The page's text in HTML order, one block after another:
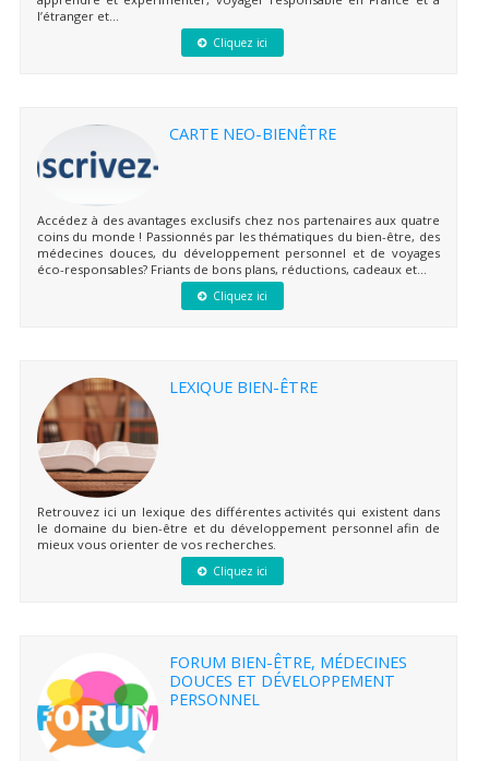
l’étranger et...
Cliquez ici
CARTE NEO-BIENÊTRE
Accédez à des avantages exclusifs chez nos partenaires aux quatre
coins du monde ! Passionnés par les thématiques du bien-être, des
médecines douces, du développement personnel et de voyages
éco-responsables? Friants de bons plans, réductions, cadeaux et...
Cliquez ici
LEXIQUE BIEN-ÊTRE
Retrouvez ici un lexique des différentes activités qui existent dans
le domaine du bien-être et du développement personnel afin de
mieux vous orienter de vos recherches.
Cliquez ici
FORUM BIEN-ÊTRE, MÉDECINES
DOUCES ET DÉVELOPPEMENT
PERSONNEL